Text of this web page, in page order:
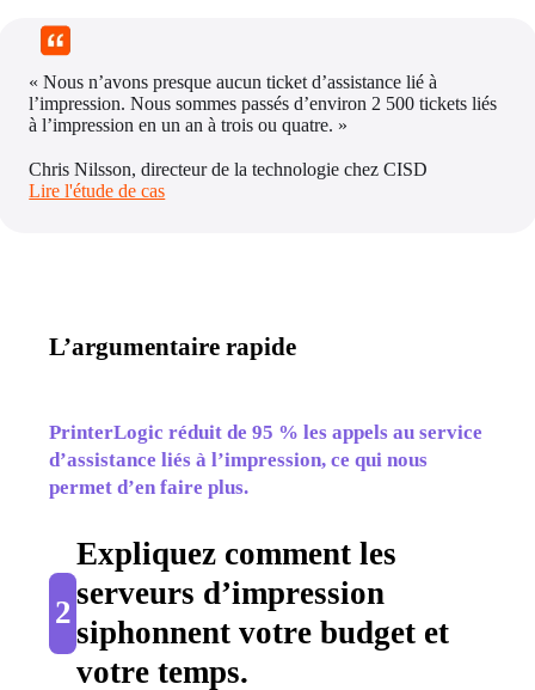
« Nous n’avons presque aucun ticket d’assistance lié à
l’impression. Nous sommes passés d’environ 2 500 tickets liés
à l’impression en un an à trois ou quatre. »
Chris Nilsson, directeur de la technologie chez CISD
Lire l'étude de cas
L’argumentaire rapide
PrinterLogic réduit de 95 % les appels au service
d’assistance liés à l’impression, ce qui nous
permet d’en faire plus.
2
Expliquez comment les
serveurs d’impression
siphonnent votre budget et
votre temps.